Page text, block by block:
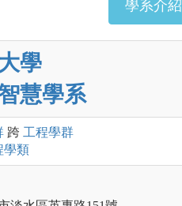
學系介紹
學
慧學系
跨 工程學群
學類